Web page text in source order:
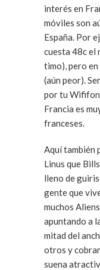
interés en
móviles son
España. Por
cuesta 48c el
timo), pero
(aún peor).
por tu Wififon
Francia es
franceses.
Aquí también
Linus que
lleno de
gente que
muchos
apuntando a
mitad del
otros y
suena